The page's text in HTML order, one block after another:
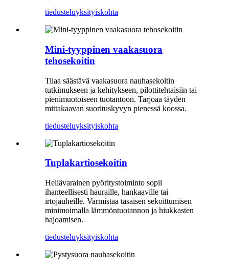
tiedusteluyksityiskohta
Mini-tyyppinen vaakasuora
tehosekoitin
Tilaa säästävä vaakasuora nauhasekoitin
tutkimukseen ja kehitykseen, pilottitehtaisiin tai
pienimuotoiseen tuotantoon. Tarjoaa täyden
mittakaavan suorituskyvyn pienessä koossa.
tiedusteluyksityiskohta
Tuplakartiosekoitin
Hellävarainen pyöritystoiminto sopii
ihanteellisesti hauraille, hankaaville tai
irtojauheille. Varmistaa tasaisen sekoittumisen
minimoimalla lämmöntuotannon ja hiukkasten
hajoamisen.
tiedusteluyksityiskohta